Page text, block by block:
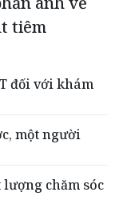
đối với khám
một người
chăm sóc
giai đoạn